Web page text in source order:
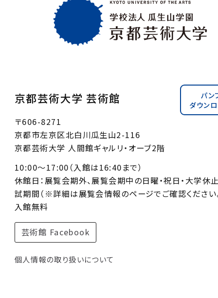
京都芸術大学 芸術館
パン
ダウン
〒606-8271
京都市左京区北白川瓜生山2-116
京都芸術大学 人間館ギャルリ・オーブ2階
10:00〜17:00（入館は16:40まで）
休館日：展覧会期外、展覧会期中の日曜・祝日・大学休
試期間（※詳細は展覧会情報のページでご確認ください
入館無料
芸術館 Facebook
個人情報の取り扱いについて